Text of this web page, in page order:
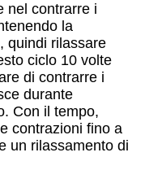
nel contrarre i
la
quindi rilassare
ciclo 10 volte
di contrarre i
durante
Con il tempo,
contrazioni fino a
un rilassamento di